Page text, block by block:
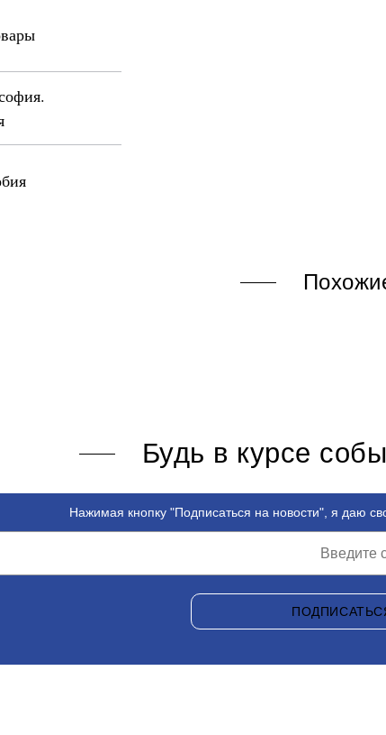
Будь в курсе
Нажимая кнопку "Подписаться на новости", я даю